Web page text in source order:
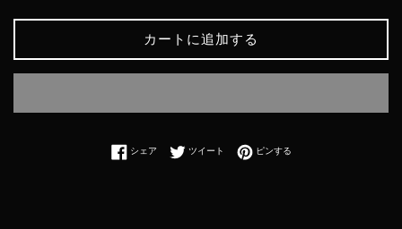
カートに追加する
シェアFacebookでシェアする
ツイート Twitterに投稿する
ピンするPinterestでピンする